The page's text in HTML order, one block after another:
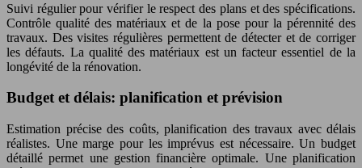
Suivi régulier pour vérifier le respect des plans et des spécifications.
Contrôle qualité des matériaux et de la pose pour la pérennité des
travaux. Des visites régulières permettent de détecter et de corriger
les défauts. La qualité des matériaux est un facteur essentiel de la
longévité de la rénovation.
Budget et délais: planification et prévision
Estimation précise des coûts, planification des travaux avec délais
réalistes. Une marge pour les imprévus est nécessaire. Un budget
détaillé permet une gestion financière optimale. Une planification